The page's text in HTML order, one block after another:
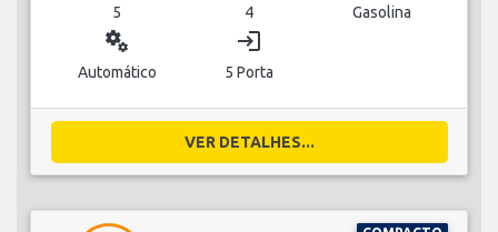
5 4 Gasolina
miscellaneous_services
Automático
login
5 Porta
VER DETALHES...